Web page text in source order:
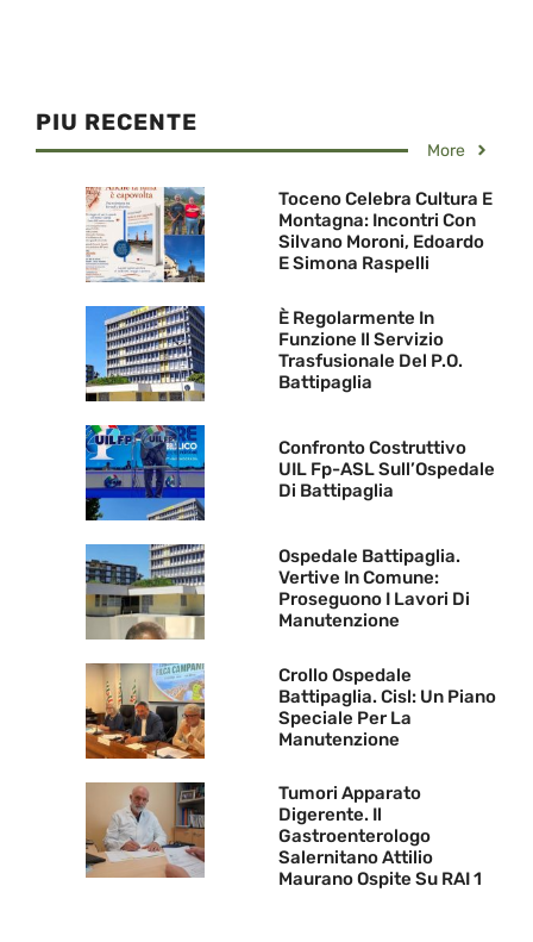
PIU RECENTE
More
Toceno Celebra Cultura E
Montagna: Incontri Con
Silvano Moroni, Edoardo
E Simona Raspelli
È Regolarmente In
Funzione Il Servizio
Trasfusionale Del P.O.
Battipaglia
Confronto Costruttivo
UIL Fp-ASL Sull’Ospedale
Di Battipaglia
Ospedale Battipaglia.
Vertive In Comune:
Proseguono I Lavori Di
Manutenzione
Crollo Ospedale
Battipaglia. Cisl: Un Piano
Speciale Per La
Manutenzione
Tumori Apparato
Digerente. Il
Gastroenterologo
Salernitano Attilio
Maurano Ospite Su RAI 1